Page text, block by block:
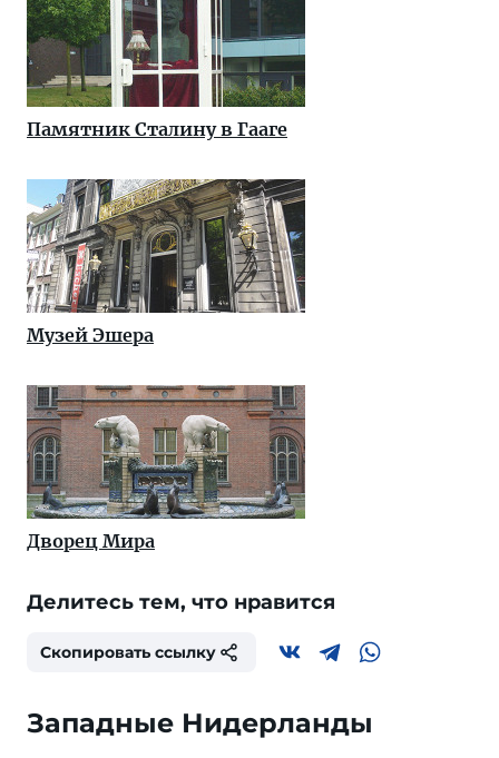
Памятник Сталину в Гааге
Музей Эшера
Дворец Мира
Делитесь тем, что нравится
Скопировать ссылку
Западные Нидерланды